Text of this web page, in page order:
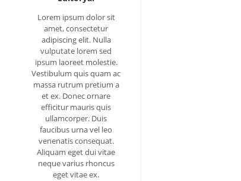
Lorem ipsum dolor sit
amet, consectetur
adipiscing elit. Nulla
vulputate lorem sed
ipsum laoreet molestie.
Vestibulum quis quam ac
massa rutrum pretium a
et ex. Donec ornare
efficitur mauris quis
ullamcorper. Duis
faucibus urna vel leo
venenatis consequat.
Aliquam eget dui vitae
neque varius rhoncus
eget vitae ex.